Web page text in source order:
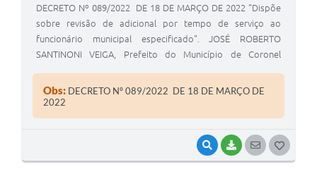
VISUALIZAR
BAIXARSEGUIR
DECRETO Nº 089/2022 DE 18 DE MARÇO DE 2022 "Dispõe
sobre revisão de adicional por tempo de serviço ao
funcionário municipal especificado". JOSÉ ROBERTO
SANTINONI VEIGA, Prefeito do Município de Coronel
legais de seu cargo.
Obs: DECRETO Nº 089/2022 DE 18 DE MARÇO DE
2022